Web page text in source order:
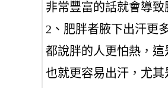
非常豐富的話就會導致
2、肥胖者腋下出汗更
都說胖的人更怕熱，
也就更容易出汗，尤其